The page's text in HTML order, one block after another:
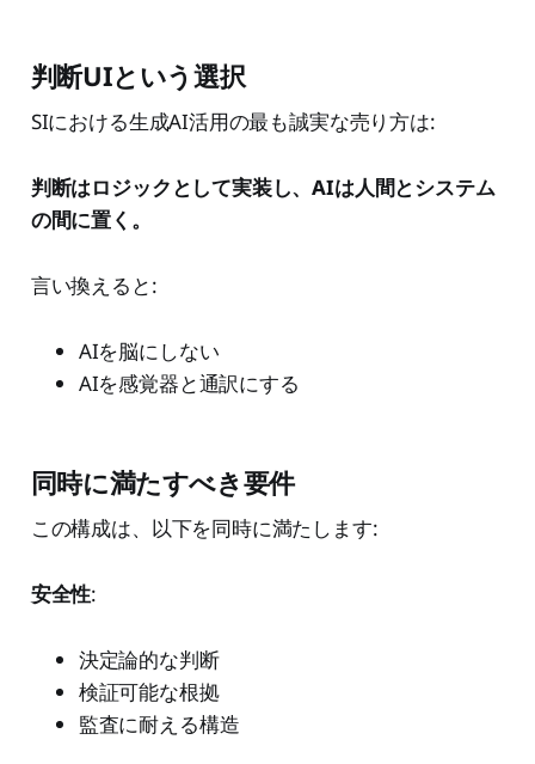
判断UIという選択
SIにおける生成AI活用の最も誠実な売り方は:
判断はロジックとして実装し、AIは人間とシステム
の間に置く。
言い換えると:
AIを脳にしない
AIを感覚器と通訳にする
同時に満たすべき要件
この構成は、以下を同時に満たします:
安全性:
決定論的な判断
検証可能な根拠
監査に耐える構造